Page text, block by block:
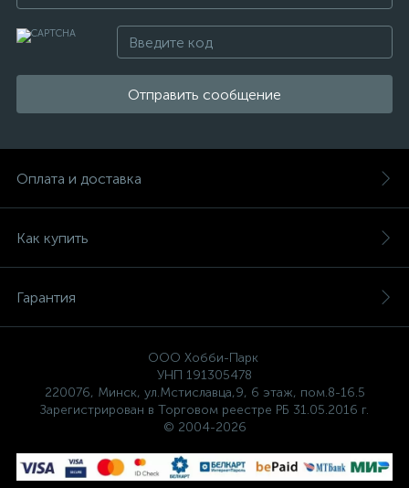
Отправить сообщение
Оплата и доставка
Как купить
Гарантия
ООО Хобби-Парк
УНП 191305478
220076, Минск, ул.Мстиславца,9, 6 этаж, пом.8-16.5
Зарегистрирован в Торговом реестре РБ 31.05.2016 г.
© 2004-2026